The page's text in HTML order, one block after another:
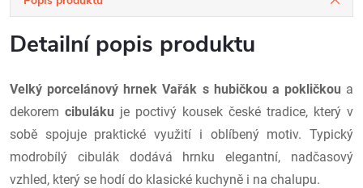
Detailní popis produktu
Velký porcelánový hrnek Vařák s hubičkou a pokličkou a
dekorem cibuláku je poctivý kousek české tradice, který v
sobě spojuje praktické využití i oblíbený motiv. Typický
modrobílý cibulák dodává hrnku elegantní, nadčasový
vzhled, který se hodí do klasické kuchyně i na chalupu.